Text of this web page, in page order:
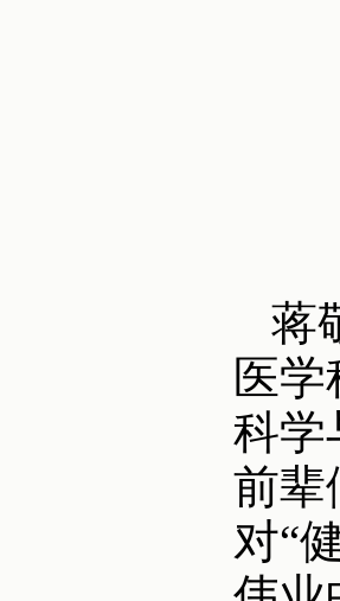
蒋
医
科学
前辈
对“